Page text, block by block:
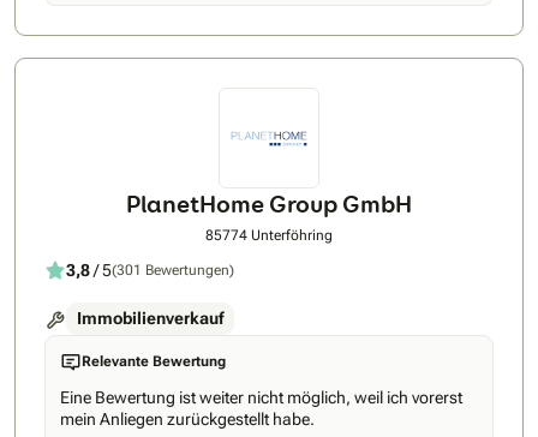
PlanetHome Group GmbH
85774 Unterföhring
3,8/ 5(301 Bewertungen)
Immobilienverkauf
Relevante Bewertung
Eine Bewertung ist weiter nicht möglich, weil ich vorerst
mein Anliegen zurückgestellt habe.